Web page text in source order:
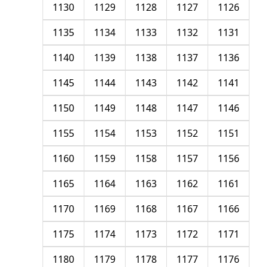
1126
1127
1128
1129
1130
1131
1132
1133
1134
1135
1136
1137
1138
1139
1140
1141
1142
1143
1144
1145
1146
1147
1148
1149
1150
1151
1152
1153
1154
1155
1156
1157
1158
1159
1160
1161
1162
1163
1164
1165
1166
1167
1168
1169
1170
1171
1172
1173
1174
1175
1176
1177
1178
1179
1180